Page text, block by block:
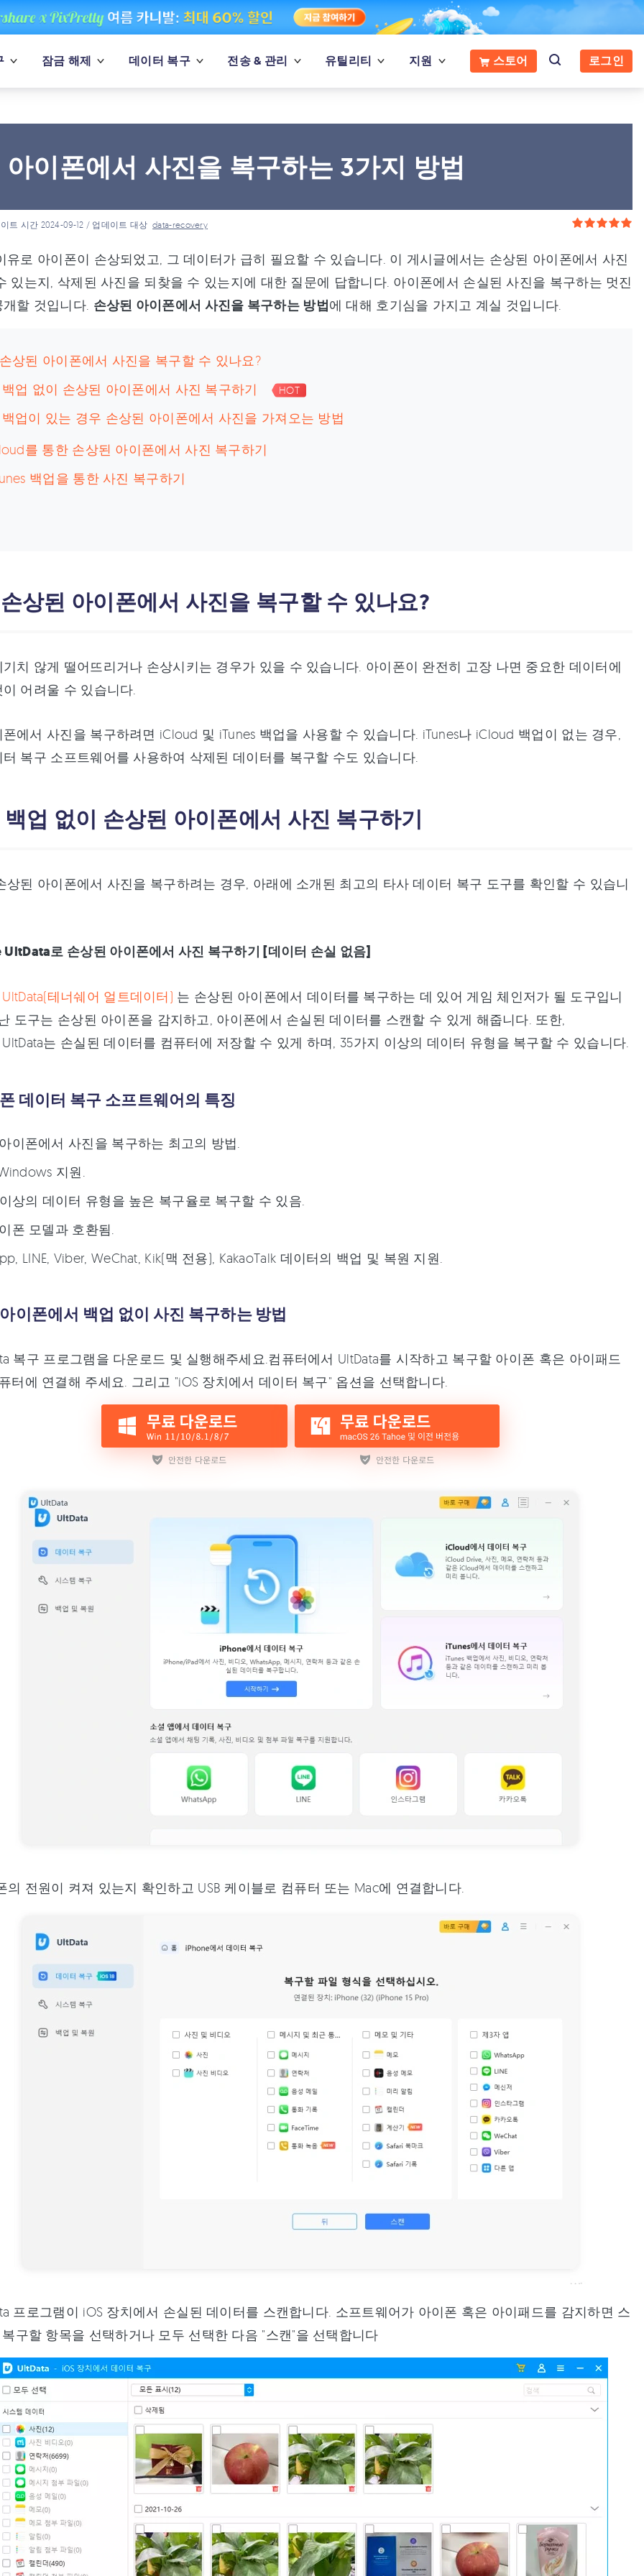
잠금 해제 데이터 복구 전송 & 관리 유틸리티 지원 스토어 로그인
이폰에서 사진을 복구하는 3가지 방법
트 시간 2024-09-12 / 업데이트 대상data-recovery
유로 아이폰이 손상되었고, 그 데이터가 급히 필요할 수 있습니다. 이 게시글에서는 손상된 아이폰에서 사진
있는지, 삭제된 사진을 되찾을 수 있는지에 대한 질문에 답합니다. 아이폰에서 손실된 사진을 복구하는 멋진
할 것입니다. 손상된 아이폰에서 사진을 복구하는 방법에 대해 호기심을 가지고 계실 것입니다.
상된 아이폰에서 사진을 복구할 수 있나요?
업 없이 손상된 아이폰에서 사진 복구하기
HOT
업이 있는 경우 손상된 아이폰에서 사진을 가져오는 방법
를 통한 손상된 아이폰에서 사진 복구하기
백업을 통한 사진 복구하기
상된 아이폰에서 사진을 복구할 수 있나요?
치 않게 떨어뜨리거나 손상시키는 경우가 있을 수 있습니다. 아이폰이 완전히 고장 나면 중요한 데이터에
어려울 수 있습니다.
에서 사진을 복구하려면 iCloud 및 iTunes 백업을 사용할 수 있습니다. iTunes나 iCloud 백업이 없는 경우,
복구 소프트웨어를 사용하여 삭제된 데이터를 복구할 수도 있습니다.
업 없이 손상된 아이폰에서 사진 복구하기
상된 아이폰에서 사진을 복구하려는 경우, 아래에 소개된 최고의 타사 데이터 복구 도구를 확인할 수 있습니
로 손상된 아이폰에서 사진 복구하기 [데이터 손실 없음]
테너쉐어 얼트데이터) 는 손상된 아이폰에서 데이터를 복구하는 데 있어 게임 체인저가 될 도구입니
도구는 손상된 아이폰을 감지하고, 아이폰에서 손실된 데이터를 스캔할 수 있게 해줍니다. 또한,
는 손실된 데이터를 컴퓨터에 저장할 수 있게 하며, 35가지 이상의 데이터 유형을 복구할 수 있습니다.
데이터 복구 소프트웨어의 특징
이폰에서 사진을 복구하는 최고의 방법.
지원.
상의 데이터 유형을 높은 복구율로 복구할 수 있음.
폰 모델과 호환됨.
LINE, Viber, WeChat, Kik(맥 전용), KakaoTalk 데이터의 백업 및 복원 지원.
이폰에서 백업 없이 사진 복구하는 방법
복구 프로그램을 다운로드 및 실행해주세요.컴퓨터에서 UltData를 시작하고 복구할 아이폰 혹은 아이패드
터에 연결해 주세요. 그리고 "iOS 장치에서 데이터 복구" 옵션을 선택합니다.
의 전원이 켜져 있는지 확인하고 USB 케이블로 컴퓨터 또는 Mac에 연결합니다.
프로그램이 iOS 장치에서 손실된 데이터를 스캔합니다. 소프트웨어가 아이폰 혹은 아이패드를 감지하면 스
구할 항목을 선택하거나 모두 선택한 다음 "스캔"을 선택합니다